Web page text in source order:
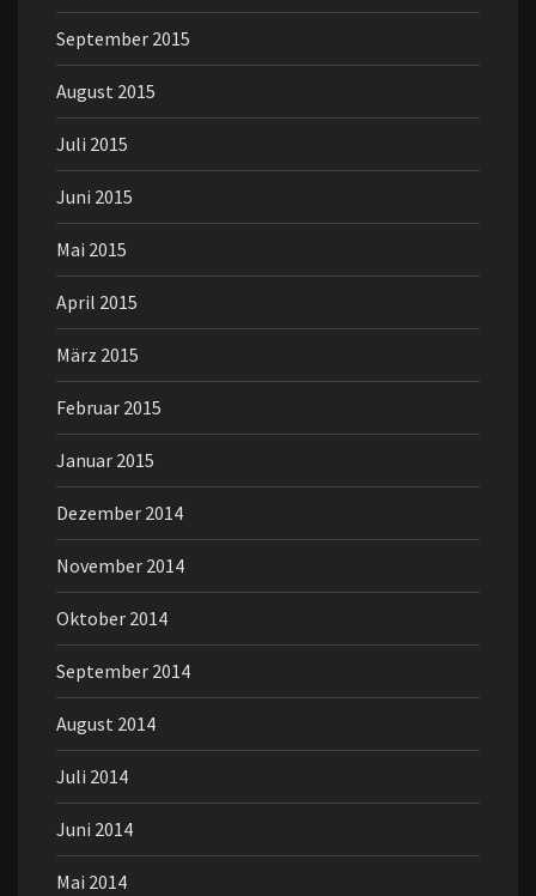
September 2015
August 2015
Juli 2015
Juni 2015
Mai 2015
April 2015
März 2015
Februar 2015
Januar 2015
Dezember 2014
November 2014
Oktober 2014
September 2014
August 2014
Juli 2014
Juni 2014
Mai 2014